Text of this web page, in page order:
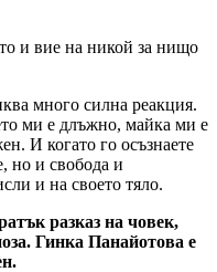
и вие на никой за нищо
много силна реакция.
ми е длъжно, майка ми е
И когато го осъзнаете
но и свобода и
и на своето тяло.
разказ на човек,
Гинка Панайотова е